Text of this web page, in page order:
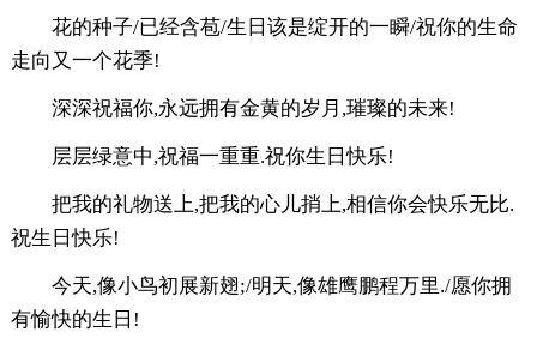
花的种子/已经含苞/生日该是绽开的一瞬/祝你的生命
走向又一个花季!
深深祝福你,永远拥有金黄的岁月,璀璨的未来!
层层绿意中,祝福一重重.祝你生日快乐!
把我的礼物送上,把我的心儿捎上,相信你会快乐无比.
祝生日快乐!
今天,像小鸟初展新翅;/明天,像雄鹰鹏程万里./愿你拥
有愉快的生日!